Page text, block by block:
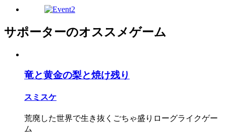
サポーターのオススメゲーム
竜と黄金の梨と焼け残り
スミスケ
荒廃した世界で生き抜くごちゃ盛りローグライクゲー
ム